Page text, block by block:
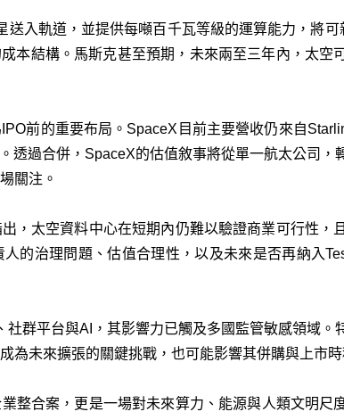
入軌道，並提供每噸百千瓦等級的運算能力，將
本結構。馬斯克甚至預期，未來兩至三年內，太空
前的重要布局。SpaceX目前主要營收仍來自
透過合併，SpaceX的估值敘事將從單一航太公司，
關注。
，太空資料中心在短期內仍難以驗證商業可行性，
的治理問題、估值合理性，以及未來是否再納入
群平台與AI，其影響力已觸及多國監管敏感領域。
為未來擴張的關鍵挑戰，也可能影響其併購與上市時
整合案，更是一場對未來算力、能源與人類文明尺